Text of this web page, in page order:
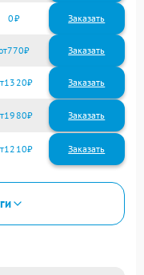
0 Заказать
770
1320
1980
1210